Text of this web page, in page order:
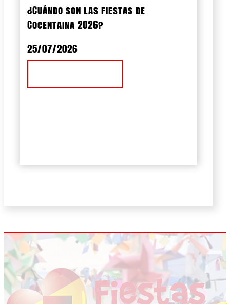
¿Cuándo son las fiestas de
Cocentaina 2026?
25/07/2026